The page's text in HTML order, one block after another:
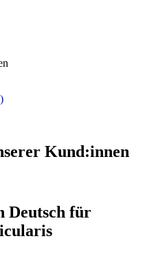
Kund:innen
Deutsch für